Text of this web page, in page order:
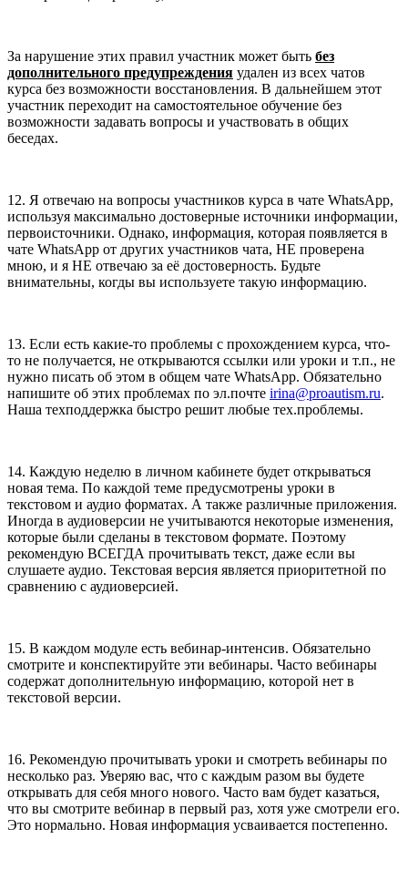
За нарушение этих правил участник может быть без
дополнительного предупреждения удален из всех чатов
курса без возможности восстановления. В дальнейшем этот
участник переходит на самостоятельное обучение без
возможности задавать вопросы и участвовать в общих
беседах.
12. Я отвечаю на вопросы участников курса в чате WhatsApp,
используя максимально достоверные источники информации,
первоисточники. Однако, информация, которая появляется в
чате WhatsApp от других участников чата, НЕ проверена
мною, и я НЕ отвечаю за её достоверность. Будьте
внимательны, когды вы используете такую информацию.
13. Если есть какие-то проблемы с прохождением курса, что-
то не получается, не открываются ссылки или уроки и т.п., не
нужно писать об этом в общем чате WhatsApp. Обязательно
напишите об этих проблемах по эл.почте irina@proautism.ru.
Наша техподдержка быстро решит любые тех.проблемы.
14. Каждую неделю в личном кабинете будет открываться
новая тема. По каждой теме предусмотрены уроки в
текстовом и аудио форматах. А также различные приложения.
Иногда в аудиоверсии не учитываются некоторые изменения,
которые были сделаны в текстовом формате. Поэтому
рекомендую ВСЕГДА прочитывать текст, даже если вы
слушаете аудио. Текстовая версия является приоритетной по
сравнению с аудиоверсией.
15. В каждом модуле есть вебинар-интенсив. Обязательно
смотрите и конспектируйте эти вебинары. Часто вебинары
содержат дополнительную информацию, которой нет в
текстовой версии.
16. Рекомендую прочитывать уроки и смотреть вебинары по
несколько раз. Уверяю вас, что с каждым разом вы будете
открывать для себя много нового. Часто вам будет казаться,
что вы смотрите вебинар в первый раз, хотя уже смотрели его.
Это нормально. Новая информация усваивается постепенно.